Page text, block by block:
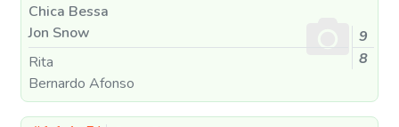
Chica Bessa
Jon Snow
Rita
Bernardo Afonso
9
8